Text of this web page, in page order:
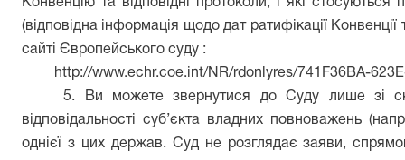
Конвенцію та відповідні протоколи, і які стосуються
(відповідна інформація щодо дат ратифікації
сайті Європейського суду :
http://www.echr.coe.int/NR/rdonlyres/741F36BA-
5. Ви можете звернутися до Суду лише зі
відповідальності суб’єкта владних повноважень
однієї з цих держав. Суд не розглядає заяви,